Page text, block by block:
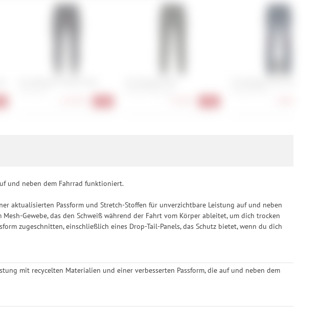
für die Zukunft widerrufen.
und neben dem Fahrrad funktioniert.
aktualisierten Passform und Stretch-Stoffen für unverzichtbare Leistung auf und neben
Gewebe, das den Schweiß während der Fahrt vom Körper ableitet, um dich trocken
zugeschnitten, einschließlich eines Drop-Tail-Panels, das Schutz bietet, wenn du dich
mit recycelten Materialien und einer verbesserten Passform, die auf und neben dem